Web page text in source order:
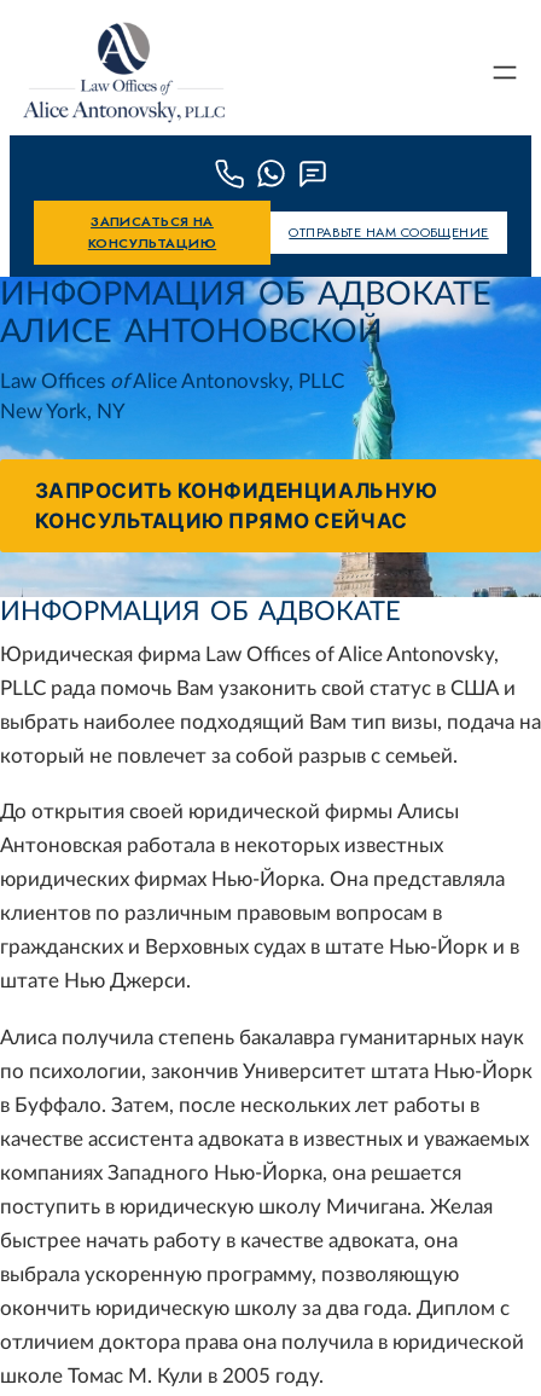
Skip to content
ЗАПИСАТЬСЯ НА
КОНСУЛЬТАЦИЮ
ОТПРАВЬТЕ НАМ СООБЩЕНИЕ
ИНФОРМАЦИЯ ОБ АДВОКАТЕ
АЛИСЕ АНТОНОВСКОЙ
Law Offices ofAlice Antonovsky, PLLC
New York, NY
ЗАПРОСИТЬ КОНФИДЕНЦИАЛЬНУЮ
КОНСУЛЬТАЦИЮ ПРЯМО СЕЙЧАС
ИНФОРМАЦИЯ ОБ АДВОКАТЕ
Юридическая фирма Law Offices of Alice Antonovsky,
PLLC рада помочь Вам узаконить свой статус в США и
выбрать наиболее подходящий Вам тип визы, подача на
который не повлечет за собой разрыв с семьей.
До открытия своей юридической фирмы Алисы
Антоновская работала в некоторых известных
юридических фирмах Нью-Йорка. Она представляла
клиентов по различным правовым вопросам в
гражданских и Верховных судах в штате Нью-Йорк и в
штате Нью Джерси.
Алиса получила степень бакалавра гуманитарных наук
по психологии, закончив Университет штата Нью-Йорк
в Буффало. Затем, после нескольких лет работы в
качестве ассистента адвоката в известных и уважаемых
компаниях Западного Нью-Йорка, она решается
поступить в юридическую школу Мичигана. Желая
быстрее начать работу в качестве адвоката, она
выбрала ускоренную программу, позволяющую
окончить юридическую школу за два года. Диплом с
отличием доктора права она получила в юридической
школе Томас М. Кули в 2005 году.